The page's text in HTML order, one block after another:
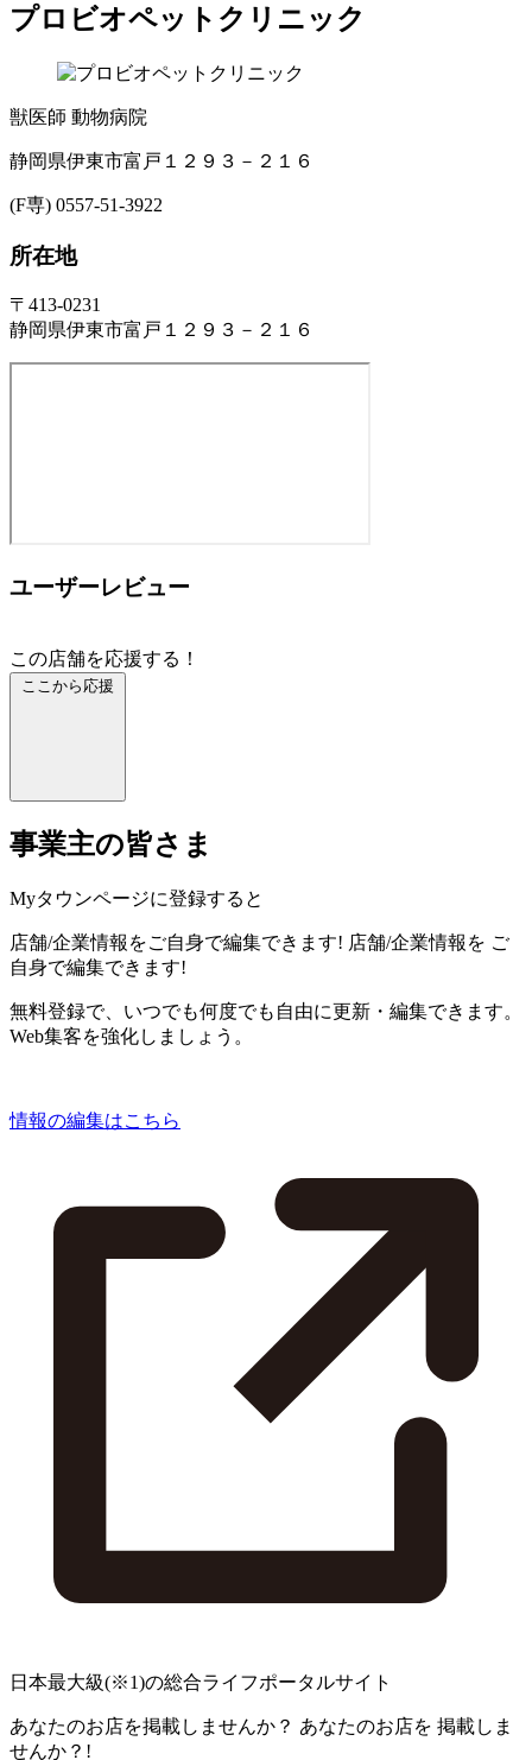
プロビオペットクリニック
獣医師 動物病院
静岡県伊東市富戸１２９３－２１６
(F専) 0557-51-3922
所在地
〒413-0231
静岡県伊東市富戸１２９３－２１６
ユーザーレビュー
この店舗を応援する！
ここから応援
事業主の皆さま
Myタウンページに登録すると
店舗/企業情報をご自身で編集できます! 店舗/企業情報を ご
自身で編集できます!
無料登録で、いつでも何度でも自由に更新・編集できます。
Web集客を強化しましょう。
情報の編集はこちら
日本最大級(※1)の総合ライフポータルサイト
あなたのお店を掲載しませんか？ あなたのお店を 掲載しま
せんか？!